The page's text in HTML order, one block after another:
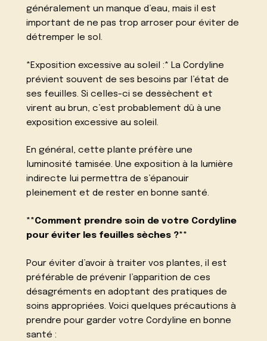
généralement un manque d’eau, mais il est
important de ne pas trop arroser pour éviter de
détremper le sol.
*Exposition excessive au soleil :* La Cordyline
prévient souvent de ses besoins par l’état de
ses feuilles. Si celles-ci se dessèchent et
virent au brun, c’est probablement dû à une
exposition excessive au soleil.
En général, cette plante préfère une
luminosité tamisée. Une exposition à la lumière
indirecte lui permettra de s’épanouir
pleinement et de rester en bonne santé.
**Comment prendre soin de votre Cordyline
pour éviter les feuilles sèches ?**
Pour éviter d’avoir à traiter vos plantes, il est
préférable de prévenir l’apparition de ces
désagréments en adoptant des pratiques de
soins appropriées. Voici quelques précautions à
prendre pour garder votre Cordyline en bonne
santé :